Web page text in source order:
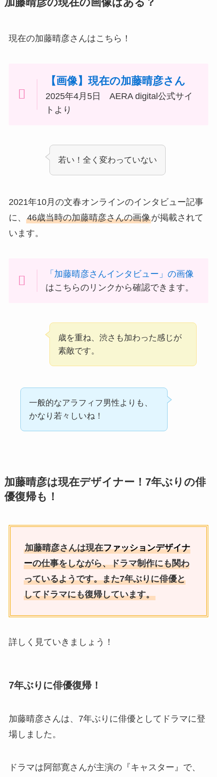
加藤晴彦の現在の画像はある？
現在の加藤晴彦さんはこちら！
【画像】現在の加藤晴彦さん
2025年4月5日 AERA digital公式サイ
トより
若い！全く変わっていない
2021年10月の文春オンラインのインタビュー記事
に、 46歳当時の加藤晴彦さんの画像が掲載されて
います。
「加藤晴彦さんインタビュー」の画像
はこちらのリンクから確認できます。
歳を重ね、渋さも加わった感じが
素敵です。
一般的なアラフィフ男性よりも、
かなり若々しいね！
加藤晴彦は現在デザイナー！7年ぶりの俳
優復帰も！
加藤晴彦さんは現在ファッションデザイナ
ーの仕事をしながら、ドラマ制作にも関わ
っているようです。また7年ぶりに俳優と
してドラマにも復帰しています。
詳しく見ていきましょう！
7年ぶりに俳優復帰！
加藤晴彦さんは、7年ぶりに俳優としてドラマに登
場しました。
ドラマは阿部寛さんが主演の『キャスター』で、